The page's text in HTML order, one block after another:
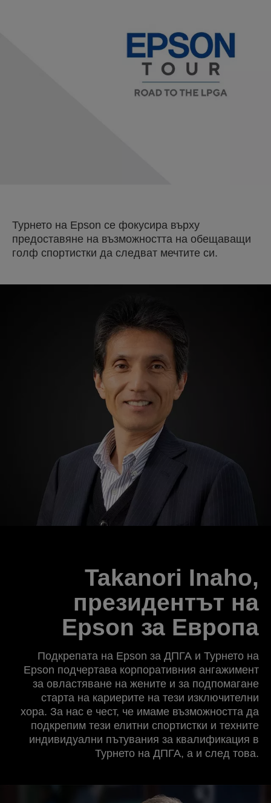
Турнето на Epson се фокусира върху
предоставяне на възможността на обещаващи
голф спортистки да следват мечтите си.
Takanori Inaho,
президентът на
Epson за Европа
Подкрепата на Epson за ДПГА и Турнето на
Epson подчертава корпоративния ангажимент
за овластяване на жените и за подпомагане
старта на кариерите на тези изключителни
хора. За нас е чест, че имаме възможността да
подкрепим тези елитни спортистки и техните
индивидуални пътувания за квалификация в
Турнето на ДПГА, а и след това.